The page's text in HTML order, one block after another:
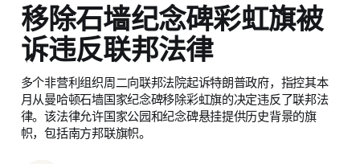
移除石墙纪念碑彩虹旗被
诉违反联邦法律
多个非营利组织周二向联邦法院起诉特朗普政府，指控其本
月从曼哈顿石墙国家纪念碑移除彩虹旗的决定违反了联邦法
律。该法律允许国家公园和纪念碑悬挂提供历史背景的旗
帜，包括南方邦联旗帜。